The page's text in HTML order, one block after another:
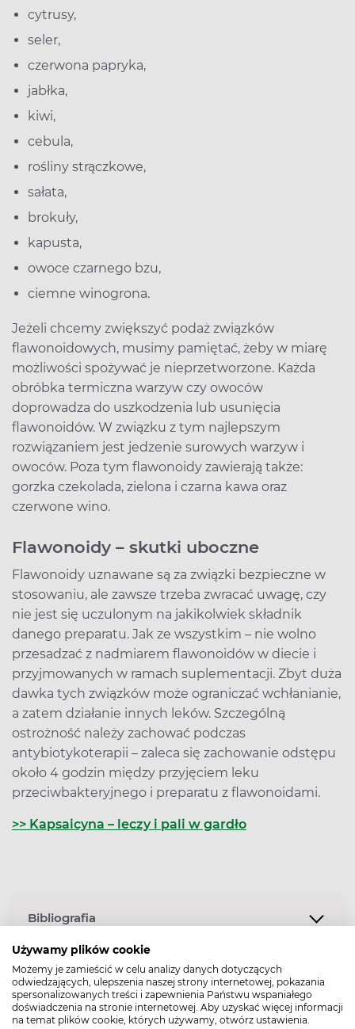
Używamy plików cookie
Możemy je zamieścić w celu analizy danych dotyczących
odwiedzających, ulepszenia naszej strony internetowej, pokazania
spersonalizowanych treści i zapewnienia Państwu wspaniałego
doświadczenia na stronie internetowej. Aby uzyskać więcej informacji
na temat plików cookie, których używamy, otwórz ustawienia.
cytrusy,
seler,
czerwona papryka,
jabłka,
kiwi,
cebula,
rośliny strączkowe,
sałata,
brokuły,
kapusta,
owoce czarnego bzu,
ciemne winogrona.
Jeżeli chcemy zwiększyć podaż związków
flawonoidowych, musimy pamiętać, żeby w miarę
możliwości spożywać je nieprzetworzone. Każda
obróbka termiczna warzyw czy owoców
doprowadza do uszkodzenia lub usunięcia
flawonoidów. W związku z tym najlepszym
rozwiązaniem jest jedzenie surowych warzyw i
owoców. Poza tym flawonoidy zawierają także:
gorzka czekolada, zielona i czarna kawa oraz
czerwone wino.
Flawonoidy – skutki uboczne
Flawonoidy uznawane są za związki bezpieczne w
stosowaniu, ale zawsze trzeba zwracać uwagę, czy
nie jest się uczulonym na jakikolwiek składnik
danego preparatu. Jak ze wszystkim – nie wolno
przesadzać z nadmiarem flawonoidów w diecie i
przyjmowanych w ramach suplementacji. Zbyt duża
dawka tych związków może ograniczać wchłanianie,
a zatem działanie innych leków. Szczególną
ostrożność należy zachować podczas
antybiotykoterapii – zaleca się zachowanie odstępu
około 4 godzin między przyjęciem leku
przeciwbakteryjnego i preparatu z flawonoidami.
>> Kapsaicyna – leczy i pali w gardło
Bibliografia
Data dodania: 28.11.2024